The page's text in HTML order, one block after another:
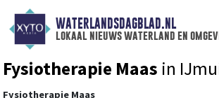
WATERLANDSDAGBLAD.NL
lokaal nieuws waterland en
Fysiotherapie Maas in
Fysiotherapie Maas